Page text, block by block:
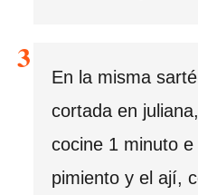
En la misma
cortada en
cocine 1 minuto e
pimiento y el ají,